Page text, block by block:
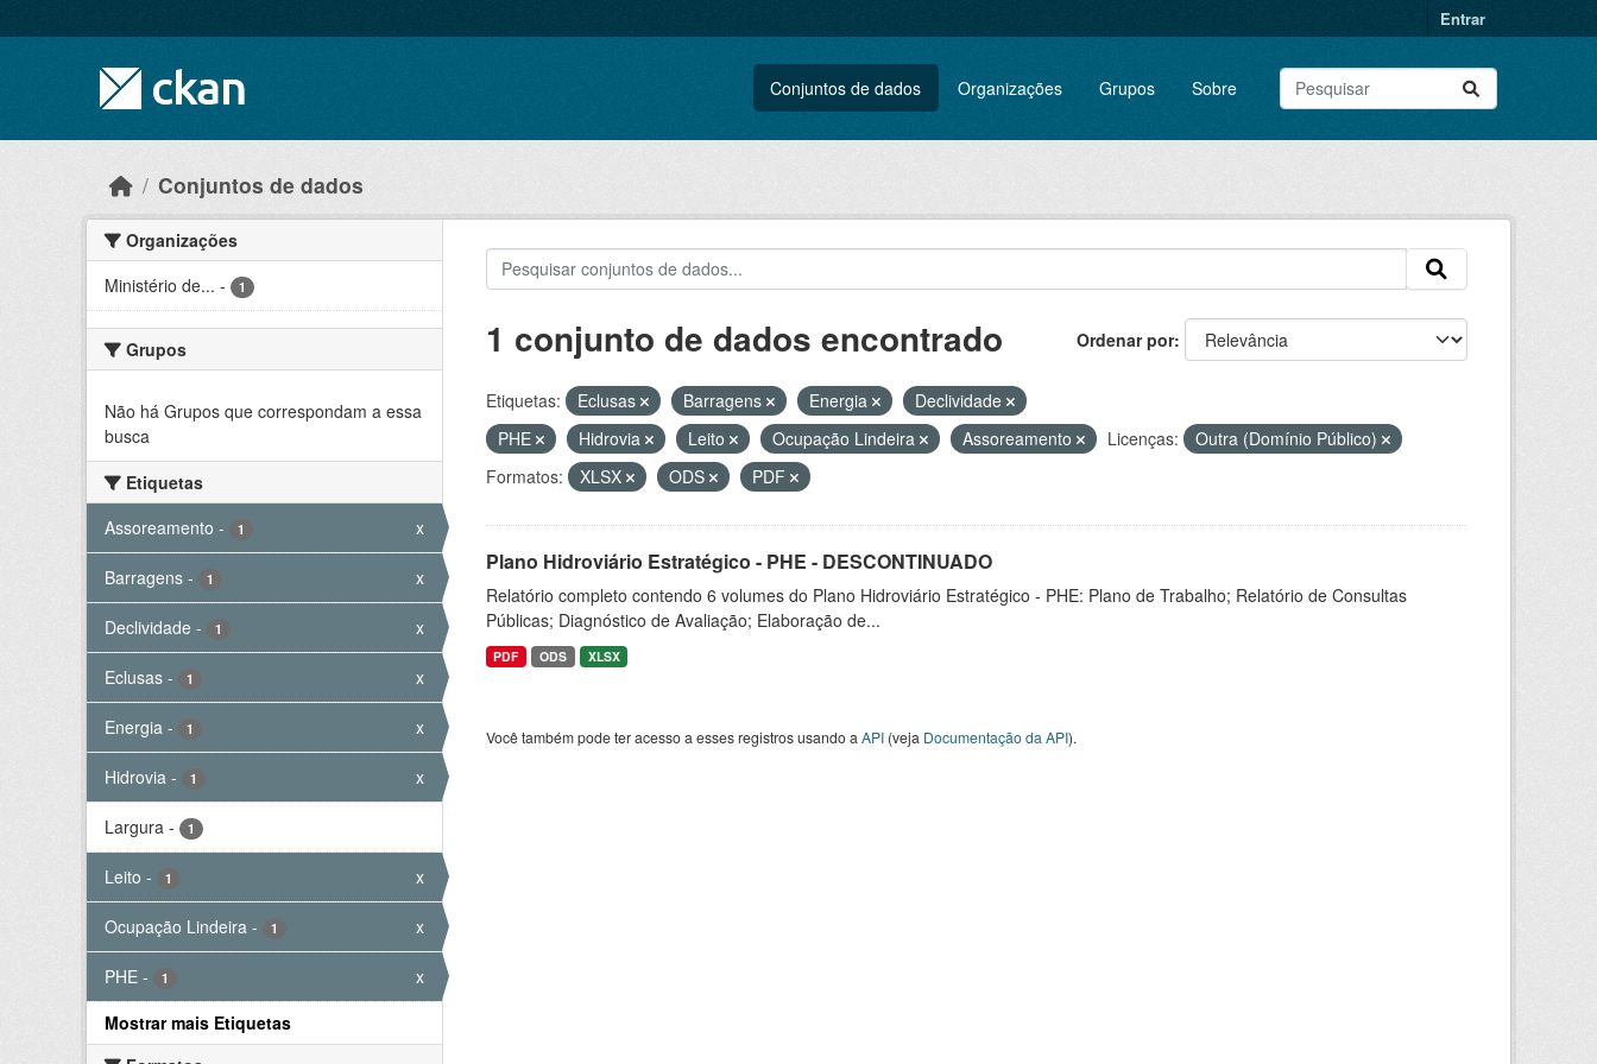
Entrar
Conjuntos de dados Organizações Grupos Sobre
Conjuntos de dados
Organizações
Ministério de... - 1
Grupos
Não há Grupos que correspondam a essa
busca
Etiquetas
Assoreamento - 1 x
Barragens - 1 x
Declividade - 1 x
Eclusas - 1 x
Energia - 1 x
Hidrovia - 1 x
Largura - 1
Leito - 1 x
Ocupação Lindeira - 1 x
PHE - 1
x
Mostrar mais Etiquetas
Ordenar por
1 conjunto de dados encontrado
Etiquetas: Eclusas Barragens Energia
Declividade
PHE
Hidrovia Leito Ocupação Lindeira Assoreamento Licenças:
Outra (Domínio Público)
Formatos:
XLSX ODS PDF
Plano Hidroviário Estratégico - PHE - DESCONTINUADO
Relatório completo contendo 6 volumes do Plano Hidroviário Estratégico - PHE: Plano de Trabalho; Relatório de Consultas
Públicas; Diagnóstico de Avaliação; Elaboração de...
PDF ODS XLSX
Você também pode ter acesso a esses registros usando a API(veja Documentação da API).